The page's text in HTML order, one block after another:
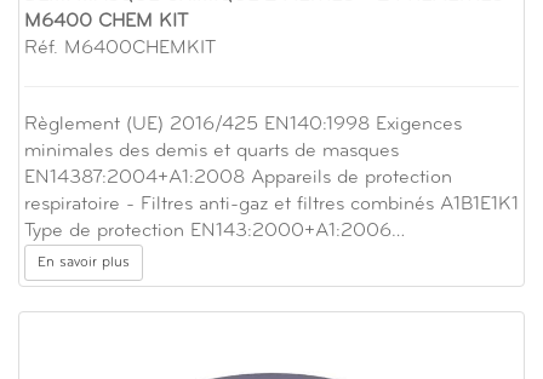
M6400 CHEM KIT
Réf. M6400CHEMKIT
Règlement (UE) 2016/425 EN140:1998 Exigences
minimales des demis et quarts de masques
EN14387:2004+A1:2008 Appareils de protection
respiratoire - Filtres anti-gaz et filtres combinés A1B1E1K1
Type de protection EN143:2000+A1:2006…
En savoir plus